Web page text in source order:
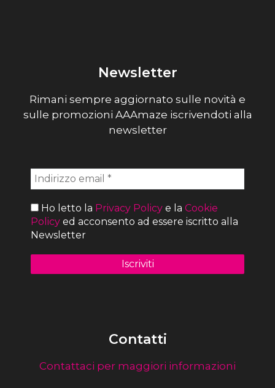
Newsletter
Rimani sempre aggiornato sulle novità e
sulle promozioni AAAmaze iscrivendoti alla
newsletter
Ho letto la Privacy Policy e la Cookie
Policy ed acconsento ad essere iscritto alla
Newsletter
Contatti
Contattaci per maggiori informazioni